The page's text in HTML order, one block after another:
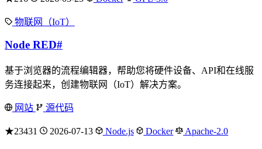
物联网（IoT）
Node RED#
基于浏览器的流程编辑器，帮助您将硬件设备、API和在线服
务连接起来，创建物联网（IoT）解决方案。
网站 源代码
★23431 2026-07-13 Node.js Docker Apache-2.0